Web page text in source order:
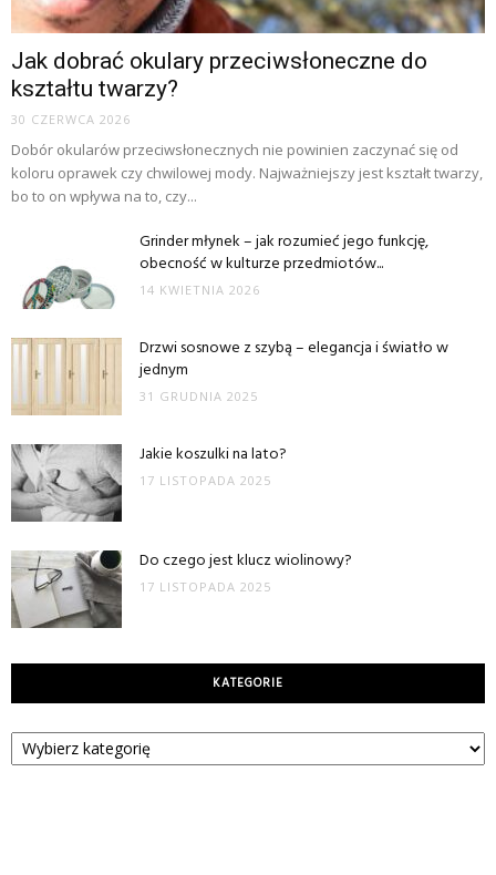
Jak dobrać okulary przeciwsłoneczne do
kształtu twarzy?
30 CZERWCA 2026
Dobór okularów przeciwsłonecznych nie powinien zaczynać się od
koloru oprawek czy chwilowej mody. Najważniejszy jest kształt twarzy,
bo to on wpływa na to, czy...
Grinder młynek – jak rozumieć jego funkcję,
obecność w kulturze przedmiotów...
14 KWIETNIA 2026
Drzwi sosnowe z szybą – elegancja i światło w
jednym
31 GRUDNIA 2025
Jakie koszulki na lato?
17 LISTOPADA 2025
Do czego jest klucz wiolinowy?
17 LISTOPADA 2025
KATEGORIE
Kategorie